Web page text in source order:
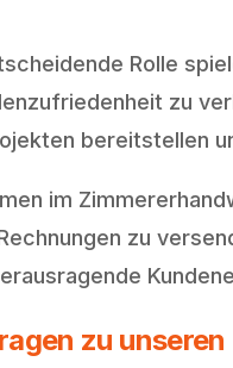
Rolle
zu
bereitstellen
im
zu
zu